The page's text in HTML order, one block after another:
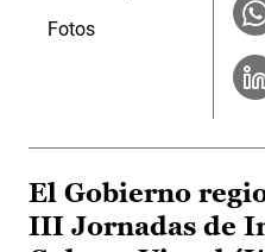
Fotos
El Gobierno
III Jornadas de